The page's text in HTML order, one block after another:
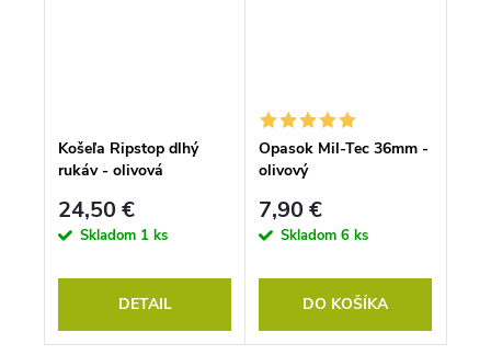
Košeľa Ripstop dlhý
rukáv - olivová
24,50 €
Skladom 1 ks
DETAIL
Opasok Mil-Tec 36mm -
olivový
7,90 €
Skladom 6 ks
DO KOŠÍKA